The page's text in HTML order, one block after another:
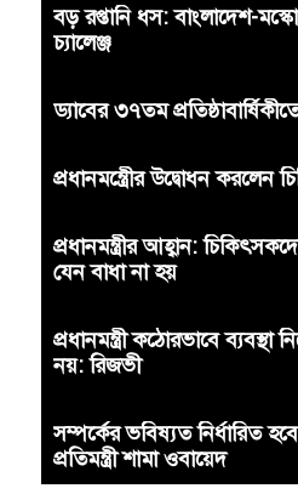
বড় রপ্তানি ধস: বাংলাদেশ-
চ্যালেঞ্জ
ড্যাবের ৩৭তম
প্রধানমন্ত্রীের উদ্বোধন করলেন
প্রধানমন্ত্রীর আহ্বান:
যেন বাধা না হয়
প্রধানমন্ত্রী কঠোরভাবে
নয়: রিজভী
সম্পর্কের ভবিষ্যত নির্ধারিত
প্রতিমন্ত্রী শামা ওবায়েদ